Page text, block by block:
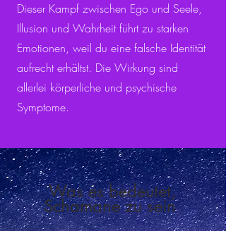
Dieser Kampf zwischen Ego und Seele,
Illusion und Wahrheit führt zu starken
Emotionen, weil du eine falsche Identität
aufrecht erhältst. Die Wirkung sind
allerlei körperliche und psychische
Symptome.
Was es bedeutet,
Schamane zu sein